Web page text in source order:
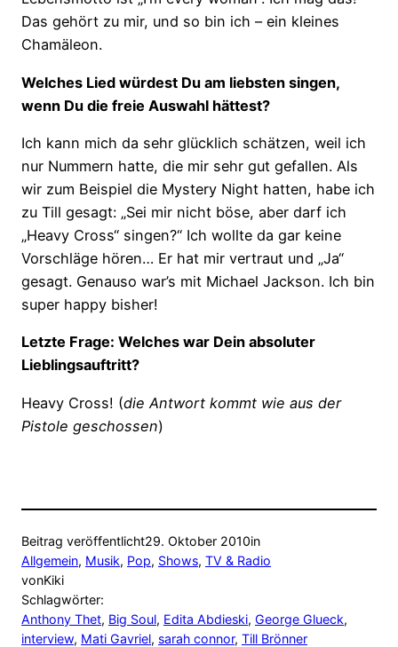
Das gehört zu mir, und so bin ich – ein kleines
Chamäleon.
Welches Lied würdest Du am liebsten singen,
wenn Du die freie Auswahl hättest?
Ich kann mich da sehr glücklich schätzen, weil ich
nur Nummern hatte, die mir sehr gut gefallen. Als
wir zum Beispiel die Mystery Night hatten, habe ich
zu Till gesagt: „Sei mir nicht böse, aber darf ich
„Heavy Cross“ singen?“ Ich wollte da gar keine
Vorschläge hören… Er hat mir vertraut und „Ja“
gesagt. Genauso war’s mit Michael Jackson. Ich bin
super happy bisher!
Letzte Frage: Welches war Dein absoluter
Lieblingsauftritt?
Heavy Cross! (die Antwort kommt wie aus der
Pistole geschossen)
Beitrag veröffentlicht29. Oktober 2010in
Allgemein, Musik, Pop, Shows, TV & Radio
vonKiki
Schlagwörter:
Anthony Thet, Big Soul, Edita Abdieski, George Glueck
interview, Mati Gavriel, sarah connor, Till Brönner